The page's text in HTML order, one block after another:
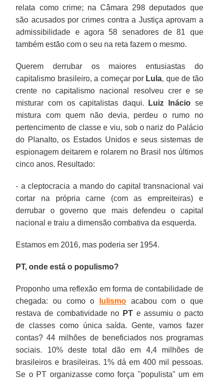
relata como crime; na Câmara 298 deputados que
são acusados por crimes contra a Justiça aprovam a
admissibilidade e agora 58 senadores de 81 que
também estão com o seu na reta fazem o mesmo.
Querem derrubar os maiores entusiastas do
capitalismo brasileiro, a começar por Lula, que de tão
crente no capitalismo nacional resolveu crer e se
misturar com os capitalistas daqui.
Luiz Inácio se
mistura com quem não devia, perdeu o rumo no
pertencimento de classe e viu, sob o nariz do Palácio
do Planalto, os Estados Unidos e seus sistemas de
espionagem deitarem e rolarem no Brasil nos últimos
cinco anos. Resultado:
- a cleptocracia a mando do capital transnacional vai
cortar na própria carne (com as empreiteiras) e
derrubar o governo que mais defendeu o capital
nacional e traiu a dimensão combativa da esquerda.
Estamos em 2016, mas poderia ser 1954.
PT, onde está o populismo?
Proponho uma reflexão em forma de contabilidade de
chegada: ou como o
lulismo acabou com o que
restava de combatividade no PT e assumiu o pacto
de classes como única saída. Gente, vamos fazer
contas? 44 milhões de beneficiados nos programas
sociais. 10% deste total dão em 4,4 milhões de
brasileiros e brasileiras. 1% dá em 400 mil pessoas.
Se o PT organizasse como força "populista" um em